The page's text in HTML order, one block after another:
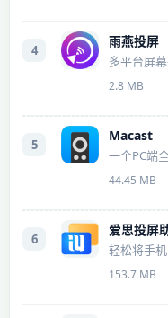
4
雨燕投屏
多平台屏
2.8 MB
5
Macast
一个PC端
44.45 MB
6
爱思投屏
轻松将手
153.7 MB